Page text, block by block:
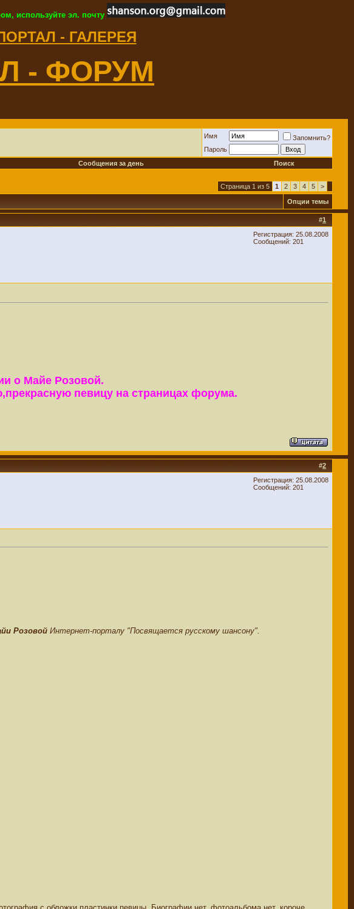
используйте эл. почту
- ГАЛЕРЕЯ
- ФОРУМ
Имя
Запомнить?
Пароль
Сообщения за день Поиск
Страница 1 из 5 1 2 3 4 5 >
Опции темы
#1
Регистрация: 25.08.2008
Сообщений: 201
о Майе Розовой.
певицу на страницах форума.
#2
Регистрация: 25.08.2008
Сообщений: 201
Розовой Интернет-порталу "Посвящается русскому шансону".